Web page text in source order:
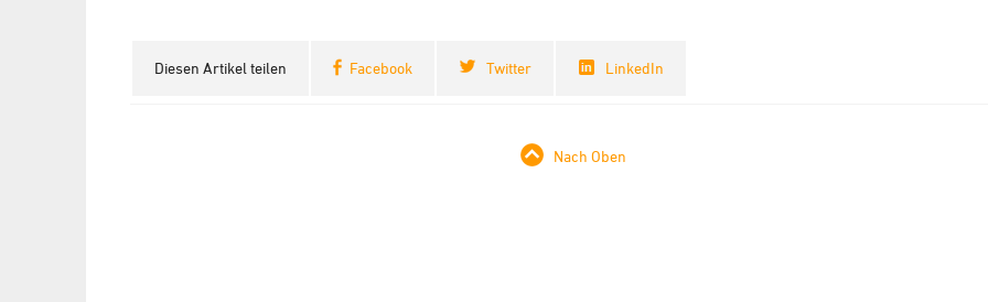
Diesen Artikel teilen Facebook Twitter LinkedIn
Nach Oben